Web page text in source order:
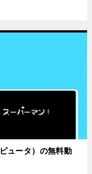
ュータ）の無料動